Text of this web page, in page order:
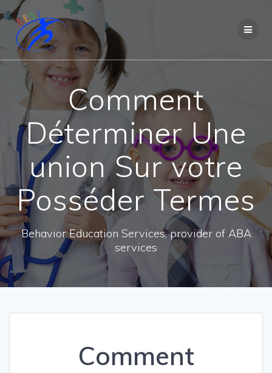
Comment
Déterminer Une
union Sur votre
Posséder Termes
Behavior Education Services, provider of ABA
services
Comment